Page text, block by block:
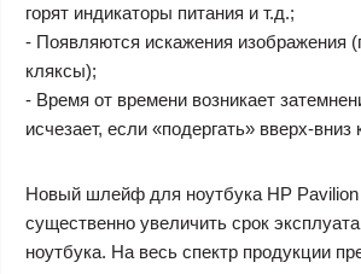
горят индикаторы питания и т.д.;
- Появляются искажения изображения
кляксы);
- Время от времени возникает
исчезает, если «подергать» вверх-
Новый шлейф для ноутбука HP Pavilion
существенно увеличить срок
ноутбука. На весь спектр продукции